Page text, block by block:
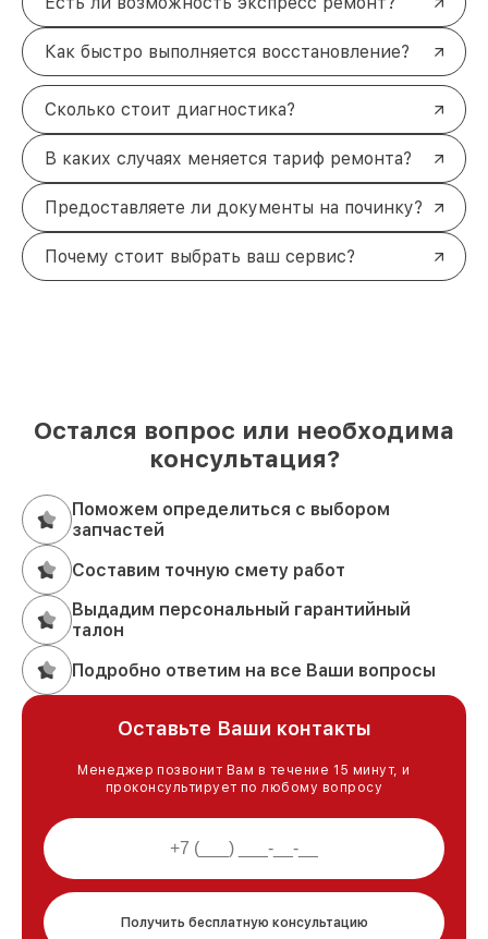
Как быстро выполняется восстановление?
Сколько стоит диагностика?
В каких случаях меняется тариф ремонта?
Предоставляете ли документы на починку?
Почему стоит выбрать ваш сервис?
Остался вопрос или необходима
консультация?
Поможем определиться с выбором
запчастей
Составим точную смету работ
Выдадим персональный гарантийный
талон
Подробно ответим на все Ваши вопросы
Оставьте Ваши контакты
Менеджер позвонит Вам в течение 15 минут, и
проконсультирует по любому вопросу
Получить бесплатную консультацию